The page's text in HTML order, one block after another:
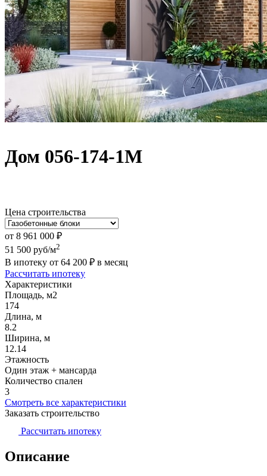
Дом 056-174-1М
Цена строительства
от 8 961 000 ₽
51 500 руб/м2
В ипотеку от 64 200 ₽ в месяц
Рассчитать ипотеку
Характеристики
Площадь, м2
174
Длина, м
8.2
Ширина, м
12.14
Этажность
Один этаж + мансарда
Количество спален
3
Смотреть все характеристики
Заказать строительство
Рассчитать ипотеку
Описание